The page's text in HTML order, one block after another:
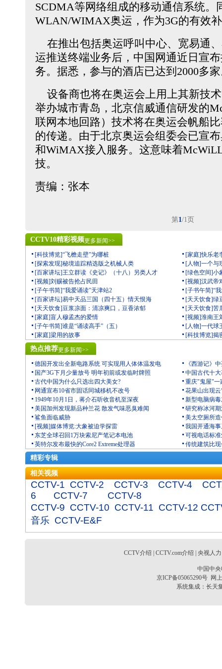
SCDMA等网络组成的移动通信系统。
WLAN/WIMAX奥运，作为3G的有效
在推出包括奥运呼叫中心、宽易通
运推送终端业务后，中国网通近日宣
务。据悉，参与的酒店已达到2000多
设备商也将在奥运会上用上其新技
举办城市青岛，北京信威通信研发的
联网本地回路）技术将在奥运会帆船
的传递。由于北京奥运会组委会已宣
和WiMAX接入服务。这意味着
技。
责编：张本
第1/1页
CCTV10精彩视频更多新闻>>
[科技博览]“飞檐走壁”为哪桩
[家庭]快乐老
[探索发现]秘境追踪精选版之机械人类
[人物]一个
[百家讲坛]王立群读《史记》（十八）另类人才
[绿色空间]小
[视频]刘赐被告抢占民田
[视频]汉武帝
[子午书简]“我爱诵读”天津站2
[子书午简]“
[百家讲坛]易中天品三国（四十五）情天恨海
[天天饮食]绿
[天天饮食]豆浆凉面：清凉爽口，豆香浓郁
[天天饮食]苦
[家庭]盲人穆孟杰的爱情
[视频]淮南王
[子午书简]谁是“诵读高手”（五）
[人物]一代球
[家庭]梁用的故事
[科技博览]揭
热点推荐更多新闻>>
德国开发出全新电路系统 可实现用人体体温发电
《西游记》
国产3G下月少量放号 明年初前或发临时牌照
中国古代十
古代中国为什么只选出四大美女?
重庆"鬼屋"一
网通宣布10省市固话同城移机不改号
花果山出现
1949年10月1日，蒋介石听收音机至深夜
新型电脑病
美国加州发现新品种兰花 散发气味恶臭难闻
研究称冰河
鲨鱼面临威胁
美太空厕所
[视频]媒体博览:大象被迫学探雷
我国开通海
东芝全球召回1万块索尼产笔记本电池
可视电话标
英特尔发布最快的Core2 Extreme处理器
传统建筑比
精彩专辑
相关视频
CCTV-1 CCTV-2 CCTV-3 CCTV-4
6
CCTV-7
CCTV-8
CCTV-9 CCTV-10 CCTV-11 CCTV-12
音乐 CCTV-E&F
CCTV介绍 CCTV.com介绍 央视人
中国中
京ICP备05065290号 网
系统集成： 长天